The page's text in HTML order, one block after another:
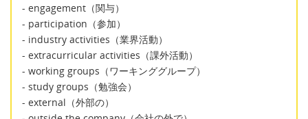
- engagement（関与）
- participation（参加）
- industry activities（業界活動）
- extracurricular activities（課外活動）
- working groups（ワーキンググループ）
- study groups（勉強会）
- external（外部の）